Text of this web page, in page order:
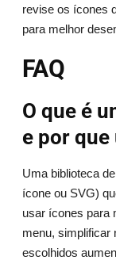
revise os ícones
para melhor
FAQ
O que é
e por que
Uma biblioteca
ícone ou SVG)
usar ícones para
menu, simplificar
escolhidos